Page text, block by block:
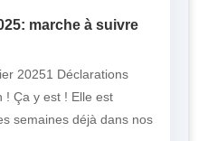
marche à suivre
20251 Déclarations
! Ça y est ! Elle est
semaines déjà dans nos